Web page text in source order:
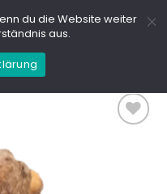
du die Website weiter
aus.